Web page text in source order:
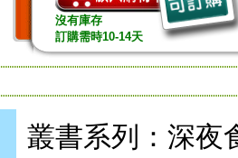
沒有庫存
訂購需時10-14天
叢書系列：深夜